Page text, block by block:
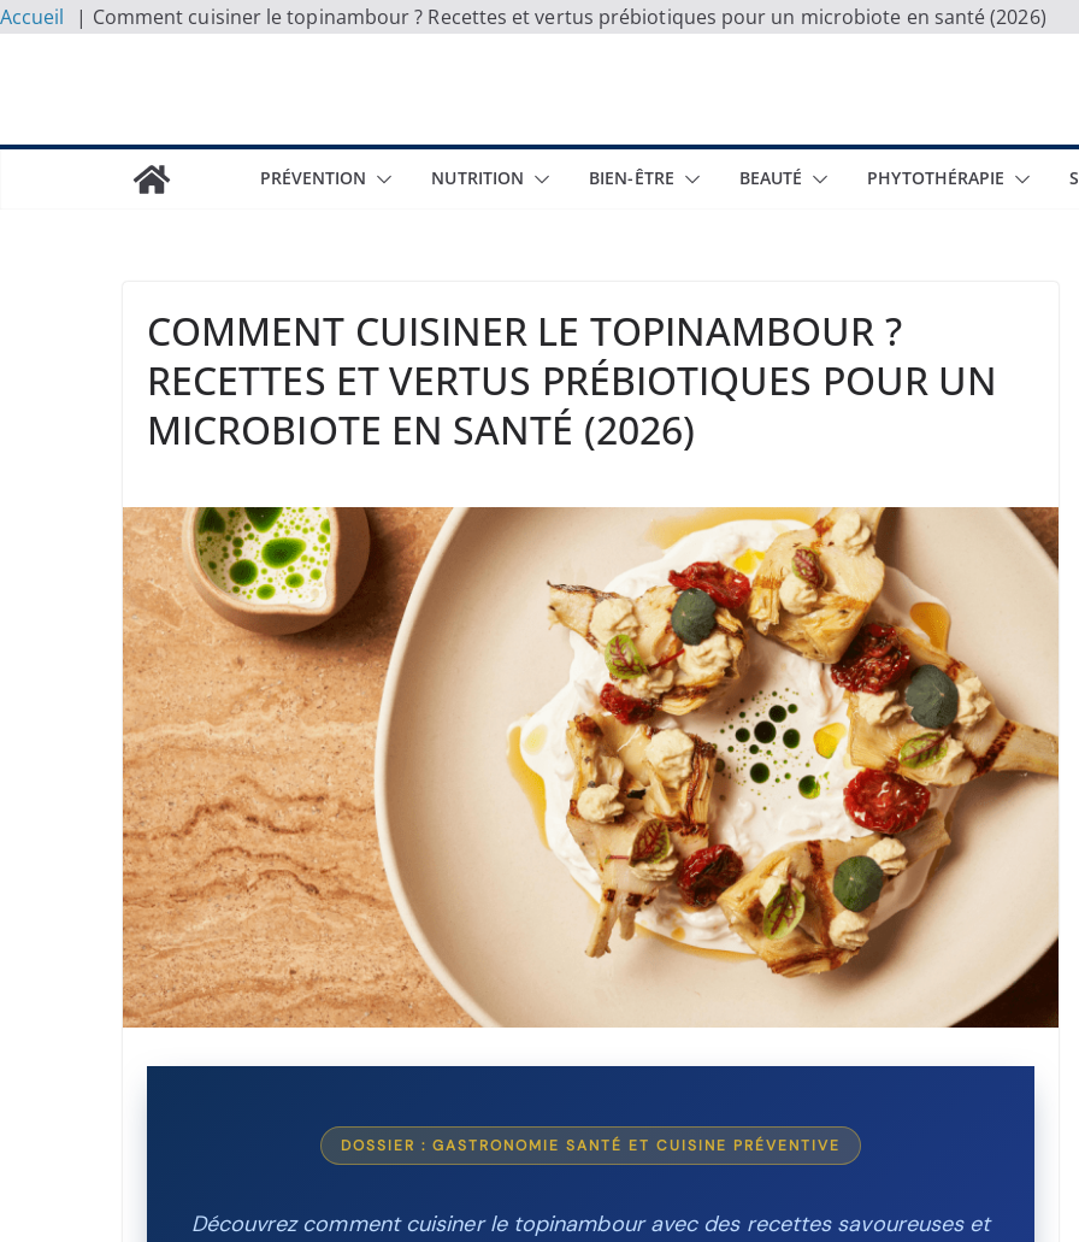
Accueil
Comment cuisiner le topinambour ? Recettes et vertus prébiotiques pour un microbiote en santé (2026)
PRÉVENTION NUTRITION BIEN-ÊTRE BEAUTÉ PHYTOTHÉRAPIE
COMMENT CUISINER LE TOPINAMBOUR ?
RECETTES ET VERTUS PRÉBIOTIQUES POUR UN
MICROBIOTE EN SANTÉ (2026)
DOSSIER : GASTRONOMIE SANTÉ ET CUISINE PRÉVENTIVE
Découvrez comment cuisiner le topinambour avec des recettes savoureuses et